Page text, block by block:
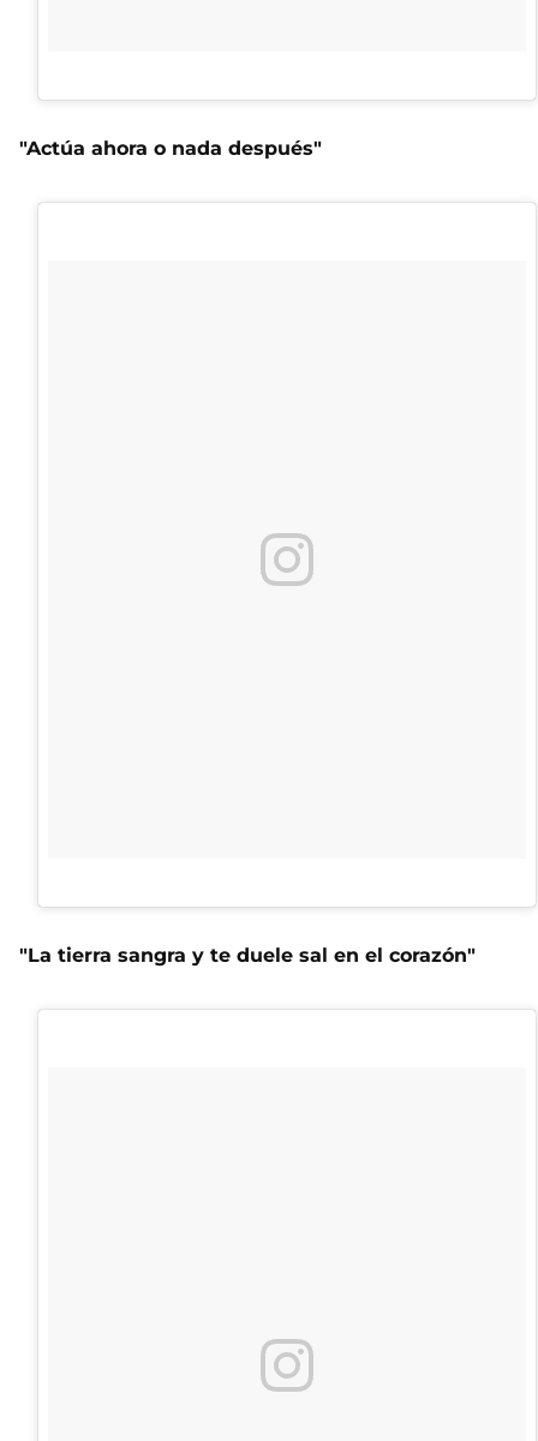
"Actúa ahora o nada después"
"La tierra sangra y te duele sal en el corazón"